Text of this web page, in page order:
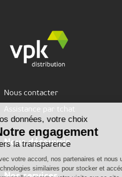
Nous contacter
Assistance par tchat
Nous découvrir
Nous connaître